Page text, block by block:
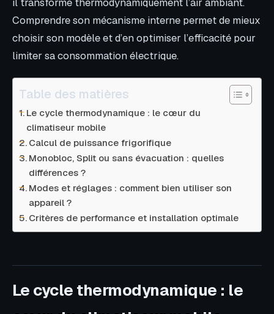
Comprendre son mécanisme interne permet de mieux
choisir son modèle et d’en optimiser l’efficacité pour
limiter sa consommation électrique.
Table des matières
Le cycle thermodynamique : le cœur du
climatiseur mobile
Calcul de puissance frigorifique
Monobloc, Split ou sans évacuation : quelles
différences ?
Modes et réglages : comment bien utiliser son
appareil ?
Critères de performance et installation optimale
Le cycle thermodynamique : le